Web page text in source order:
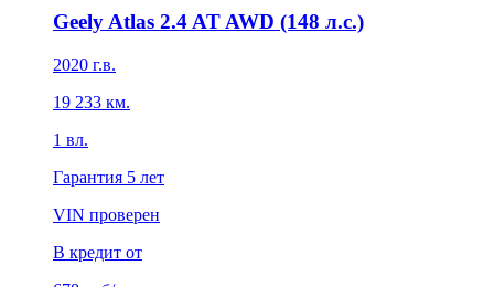
Geely Atlas 2.4 AT AWD (148 л.с.)
2020 г.в.
19 233 км.
1 вл.
Гарантия 5 лет
VIN проверен
В кредит от